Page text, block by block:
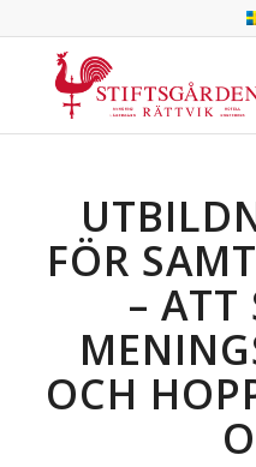
FÖR
– ATT
OCH